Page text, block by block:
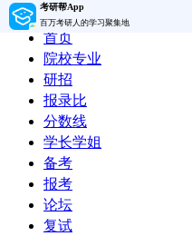
考研帮App
百万考研人的学习聚集地
首页
院校专业
研招
报录比
分数线
学长学姐
备考
报考
论坛
复试